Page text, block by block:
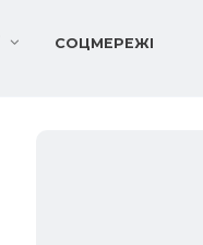
СОЦМЕРЕЖІ